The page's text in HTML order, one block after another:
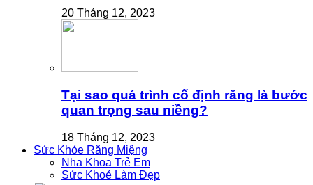
20 Tháng 12, 2023
Tại sao quá trình cố định răng là bước
quan trọng sau niềng?
18 Tháng 12, 2023
Sức Khỏe Răng Miệng
Nha Khoa Trẻ Em
Sức Khoẻ Làm Đẹp